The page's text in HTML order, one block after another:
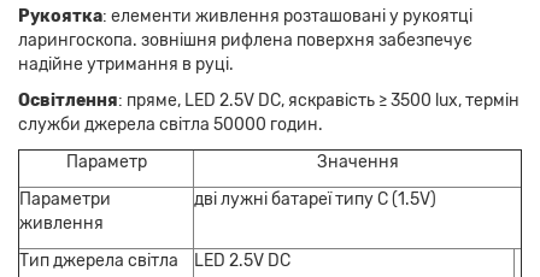
Рукоятка: елементи живлення розташовані у рукоятці
ларингоскопа. зовнішня рифлена поверхня забезпечує
надійне утримання в руці.
Освітлення: пряме, LED 2.5V DC, яскравість ≥ 3500 lux, термін
служби джерела світла 50000 годин.
Параметр
Значення
Параметри
живлення
дві лужні батареї типу С (1.5V)
Тип джерела світла
LED 2.5V DC